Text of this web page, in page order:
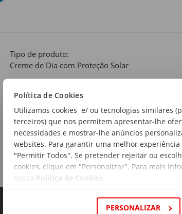
Política de Cookies
Utilizamos cookies e/ ou tecnologias similares
terceiros) que nos permitem apresentar-lhe
necessidades e mostrar-lhe anúncios
websites. Para garantir uma melhor
"Permitir Todos". Se pretender rejeitar ou
cookies, clique em "Personalizar". Para mais
nossa Política de Cookies
PERSONALIZAR
Tipo de produto:
Creme de Dia com Proteção Solar
FPS 50